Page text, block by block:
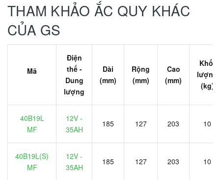
THAM KHẢO ẮC QUY KHÁC
CỦA GS
Mã
Điện
thế -
Dung
lượng
Dài
(mm)
Rộng
(mm)
Cao
(mm)
Khối
lượng
(kg)
40B19L
MF
12V -
35AH
185 127 203 10
40B19L(S)
MF
12V -
35AH
185 127 203 10